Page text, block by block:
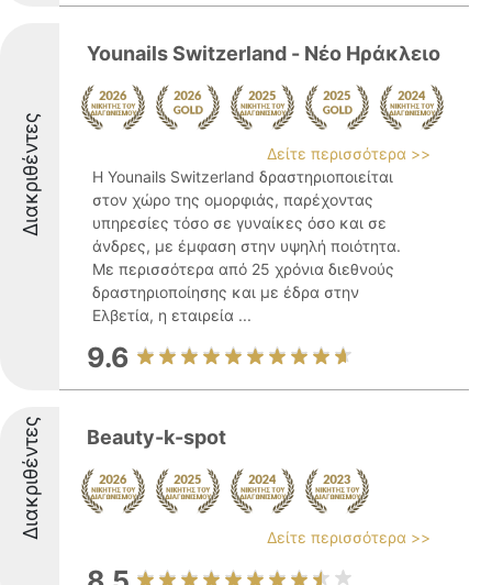
Διακριθέντες
Younails Switzerland - Νέο Ηράκλειο
Δείτε περισσότερα >>
Η Younails Switzerland δραστηριοποιείται
στον χώρο της ομορφιάς, παρέχοντας
υπηρεσίες τόσο σε γυναίκες όσο και σε
άνδρες, με έμφαση στην υψηλή ποιότητα.
Με περισσότερα από 25 χρόνια διεθνούς
δραστηριοποίησης και με έδρα στην
Ελβετία, η εταιρεία ...
9.6
Διακριθέντες Beauty-k-spot
Δείτε περισσότερα >>